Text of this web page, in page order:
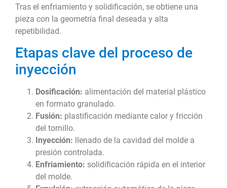
Tras el enfriamiento y solidificación, se obtiene una
pieza con la geometría final deseada y alta
repetibilidad.
Etapas clave del proceso de
inyección
Dosificación: alimentación del material plástico
en formato granulado.
Fusión: plastificación mediante calor y fricción
del tornillo.
Inyección: llenado de la cavidad del molde a
presión controlada.
Enfriamiento: solidificación rápida en el interior
del molde.